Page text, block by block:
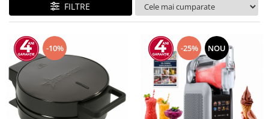
FILTRE
-10% -25% NOU